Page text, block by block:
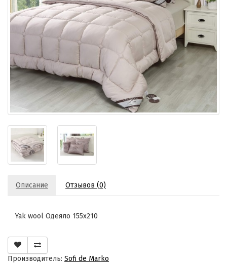
Описание Отзывов (0)
Yak wool Одеяло 155х210
Производитель: Sofi de Marko